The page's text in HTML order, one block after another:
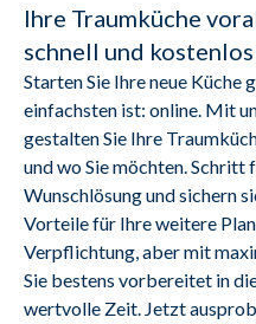
Ihre Traumküche
schnell und kostenlos
Starten Sie Ihre neue Küche
einfachsten ist: online. Mit
gestalten Sie Ihre
und wo Sie möchten.
Wunschlösung und sichern
Vorteile für Ihre weitere
Verpflichtung, aber mit
Sie bestens vorbereitet in
wertvolle Zeit. Jetzt